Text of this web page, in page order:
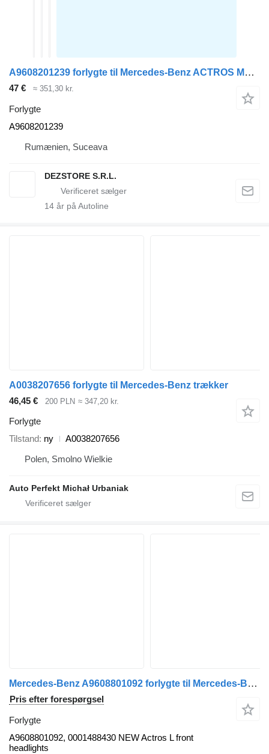
A9608201239 forlygte til Mercedes-Benz ACTROS MP4 trækker
47 € ≈ 351,30 kr.
Forlygte
A9608201239
Rumænien, Suceava
DEZSTORE S.R.L.
14 år på Autoline
A0038207656 forlygte til Mercedes-Benz trækker
46,45 €
200 PLN ≈ 347,20 kr.
Forlygte
Tilstand ny
A0038207656
Polen, Smolno Wielkie
Auto Perfekt Michał Urbaniak
Mercedes-Benz A9608801092 forlygte til Mercedes-Benz MP5 trækker
Pris efter forespørgsel
Forlygte
A9608801092, 0001488430 NEW Actros L front
headlights